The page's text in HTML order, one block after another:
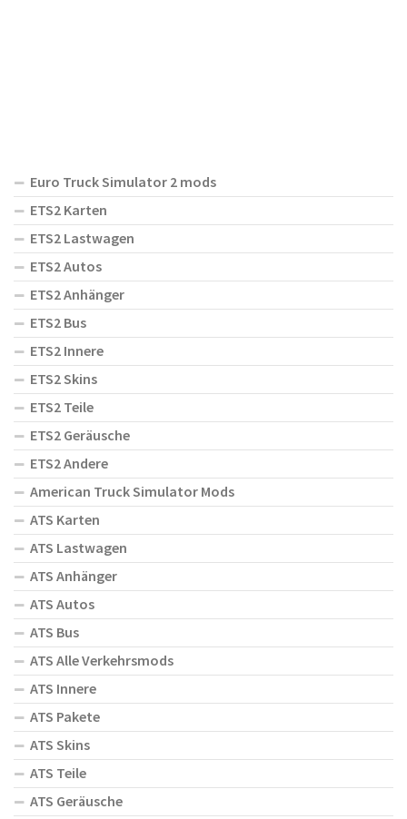
Euro Truck Simulator 2 mods
ETS2 Karten
ETS2 Lastwagen
ETS2 Autos
ETS2 Anhänger
ETS2 Bus
ETS2 Innere
ETS2 Skins
ETS2 Teile
ETS2 Geräusche
ETS2 Andere
American Truck Simulator Mods
ATS Karten
ATS Lastwagen
ATS Anhänger
ATS Autos
ATS Bus
ATS Alle Verkehrsmods
ATS Innere
ATS Pakete
ATS Skins
ATS Teile
ATS Geräusche